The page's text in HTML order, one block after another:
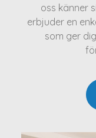
oss känner
erbjuder en
som ger